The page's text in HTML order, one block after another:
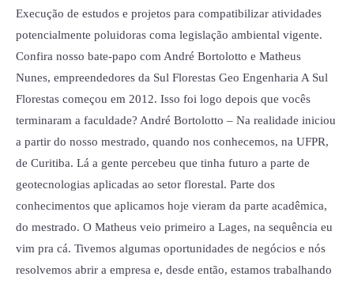
Execução de estudos e projetos para compatibilizar atividades
potencialmente poluidoras coma legislação ambiental vigente.
Confira nosso bate-papo com André Bortolotto e Matheus
Nunes, empreendedores da Sul Florestas Geo Engenharia A Sul
Florestas começou em 2012. Isso foi logo depois que vocês
terminaram a faculdade? André Bortolotto – Na realidade iniciou
a partir do nosso mestrado, quando nos conhecemos, na UFPR,
de Curitiba. Lá a gente percebeu que tinha futuro a parte de
geotecnologias aplicadas ao setor florestal. Parte dos
conhecimentos que aplicamos hoje vieram da parte acadêmica,
do mestrado. O Matheus veio primeiro a Lages, na sequência eu
vim pra cá. Tivemos algumas oportunidades de negócios e nós
resolvemos abrir a empresa e, desde então, estamos trabalhando